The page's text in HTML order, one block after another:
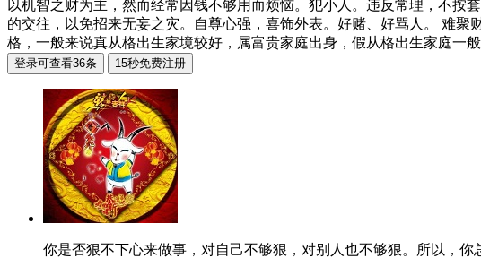
以机智之财为主，然而经常因钱不够用而烦恼。犯小人。违反常理，不
的交往，以免招来无妄之灾。自尊心强，喜饰外表。好赌、好骂人。 难
格，一般来说真从格出生家境较好，属富贵家庭出身，假从格出生家庭一
你是否狠不下心来做事，对自己不够狠，对别人也不够狠。所以，